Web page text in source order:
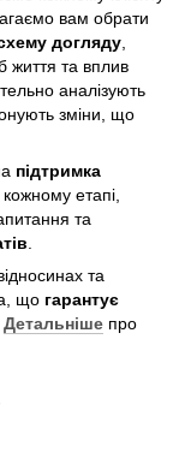
вам обрати
догляду
життя та вплив
аналізують
зміни, що
підтримка
етапі,
та
та
що гарантує
Детальніше про